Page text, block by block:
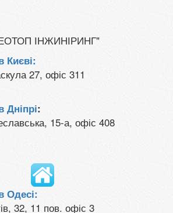
ІНЖИНІРИНГ"
Києві:
27, офіс 311
Дніпрі:
15-а, офіс 408
Одесі:
32, 11 пов. офіс 3